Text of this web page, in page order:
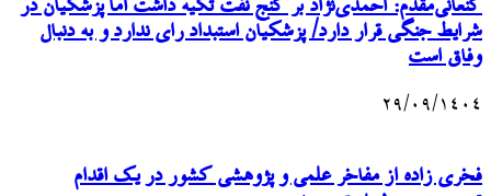
کنعانی‌مقدم: احمدی‌نژاد بر گنج نفت تکیه داشت اما پزشکیان در
شرایط جنگی قرار دارد/ پزشکیان استبداد رای ندارد و به‌ دنبال
وفاق است
۲۹/۰۹/۱۴۰۴
فخری زاده از مفاخر علمی و پژوهشی کشور در یک اقدام